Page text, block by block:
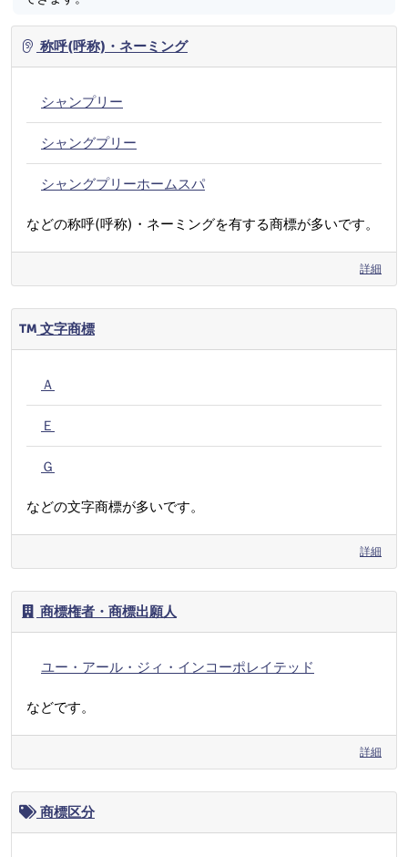
称呼(呼称)・ネーミング
シャンプリー
シャングプリー
シャングプリーホームスパ
などの称呼(呼称)・ネーミングを有する商標が多いです。
詳細
文字商標
Ａ
Ｅ
Ｇ
などの文字商標が多いです。
詳細
商標権者・商標出願人
ユー・アール・ジィ・インコーポレイテッド
などです。
詳細
商標区分